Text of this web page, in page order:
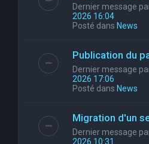
Dernier message
2026 16:04
Posté dans News
Publication du
Dernier message
2026 17:06
Posté dans News
Migration d'un
Dernier message
2026 10:31